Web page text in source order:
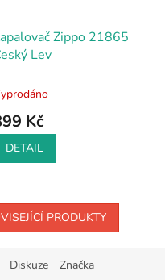
Zippo 21865
Lev
Kč
DETAIL
PRODUKTY
Diskuze Značka